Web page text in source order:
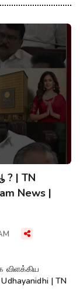
? | TN
News |
விளக்கிய
| TN